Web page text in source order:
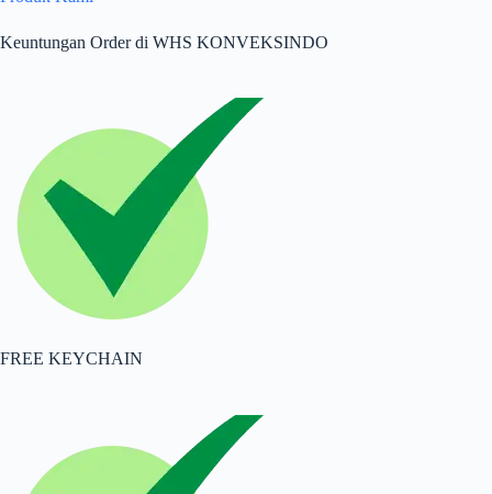
Keuntungan Order di WHS KONVEKSINDO
FREE KEYCHAIN